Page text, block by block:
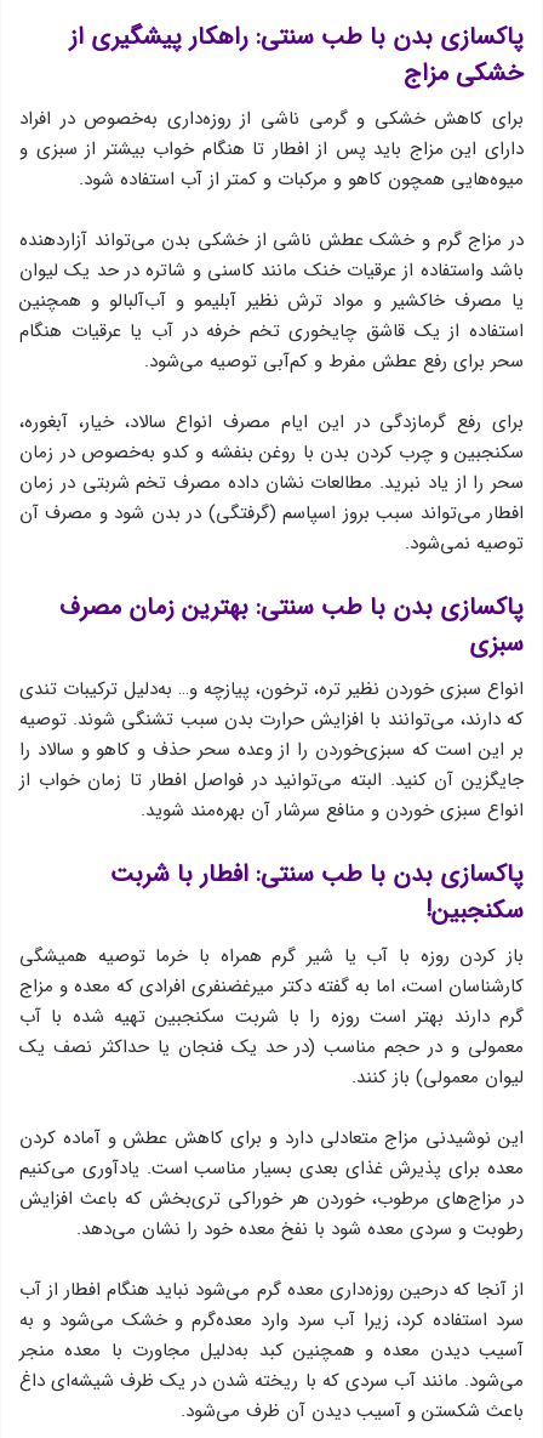
پاکسازی بدن با طب سنتی: راهکار پیشگیری از
خشکی مزاج
برای کاهش خشکی و گرمی ناشی از روزه‌داری به‌خصوص در افراد
دارای این مزاج باید پس از افطار تا هنگام خواب بیشتر از سبزی و
میوه‌هایی همچون کاهو و مرکبات و کمتر از آب استفاده شود.
در مزاج گرم و خشک عطش ناشی از خشکی بدن می‌تواند آزاردهنده
باشد واستفاده از عرقیات خنک مانند کاسنی و شاتره در حد یک لیوان
یا مصرف خاکشیر و مواد ترش نظیر آبلیمو و آب‌آلبالو و همچنین
استفاده از یک قاشق چایخوری تخم خرفه در آب یا عرقیات هنگام
سحر برای رفع عطش مفرط و کم‌آبی توصیه می‌شود.
برای رفع گرمازدگی در این ایام مصرف انواع سالاد، خیار، آبغوره،
سکنجبین و چرب کردن بدن با روغن بنفشه و کدو به‌خصوص در زمان
سحر را از یاد نبرید. مطالعات نشان داده مصرف تخم شربتی در زمان
افطار می‌تواند سبب بروز اسپاسم (گرفتگی) در بدن شود و مصرف آن
توصیه نمی‌شود.
پاکسازی بدن با طب سنتی: بهترین زمان مصرف
سبزی
انواع سبزی خوردن نظیر تره، ترخون، پیازچه و… به‌دلیل ترکیبات تندی
که دارند، می‌توانند با افزایش حرارت بدن سبب تشنگی شوند. توصیه
بر این است که سبزی‌خوردن را از وعده سحر حذف و کاهو و سالاد را
جایگزین آن کنید. البته می‌توانید در فواصل افطار تا زمان خواب از
انواع سبزی خوردن و منافع سرشار آن بهره‌مند شوید.
پاکسازی بدن با طب سنتی: افطار با شربت
سکنجبین!
باز کردن روزه با آب یا شیر گرم همراه با خرما توصیه همیشگی
کارشناسان است، اما به گفته دکتر میرغضنفری افرادی که معده‌ و مزاج
گرم دارند بهتر است روزه را با شربت سکنجبین تهیه شده با آب
معمولی و در حجم مناسب (در حد یک فنجان یا حداکثر نصف یک
لیوان معمولی) باز کنند.
این نوشیدنی مزاج متعادلی دارد و برای کاهش عطش و آماده کردن
معده برای پذیرش غذای بعدی بسیار مناسب است. یادآوری می‌کنیم
در مزاج‌های مرطوب، خوردن هر خوراکی تری‌بخش که باعث افزایش
رطوبت و سردی معده شود با نفخ معده خود را نشان می‌دهد.
از آنجا که درحین روزه‌داری معده گرم می‌شود نباید هنگام افطار از آب
سرد استفاده کرد، زیرا آب سرد وارد معده‌گرم و خشک می‌شود و به
آسیب دیدن معده و همچنین کبد به‌دلیل مجاورت با معده منجر
می‌شود. مانند آب سردی که با ریخته شدن در یک ظرف شیشه‌ای داغ
باعث شکستن و آسیب دیدن آن ظرف می‌شود.